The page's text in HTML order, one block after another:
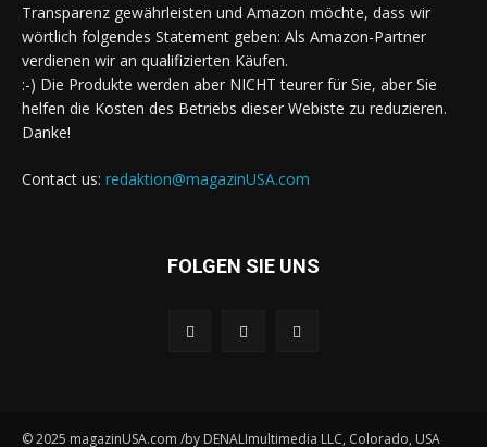
Transparenz gewährleisten und Amazon möchte, dass wir
wörtlich folgendes Statement geben: Als Amazon-Partner
verdienen wir an qualifizierten Käufen.
:-) Die Produkte werden aber NICHT teurer für Sie, aber Sie
helfen die Kosten des Betriebs dieser Webiste zu reduzieren.
Danke!
Contact us: redaktion@magazinUSA.com
FOLGEN SIE UNS
© 2025 magazinUSA.com /by DENALImultimedia LLC, Colorado, USA